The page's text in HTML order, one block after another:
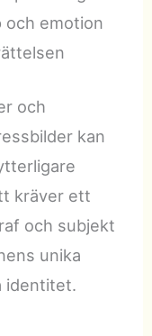
och emotion
och
kan
kräver ett
och subjekt
unika
identitet.